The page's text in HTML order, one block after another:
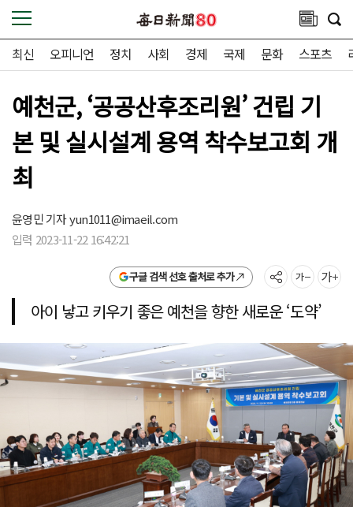
최신 오피니언 정치 사회 경제 국제 문화 스포츠
예천군, ‘공공산후조리원’ 건립 기
본 및 실시설계 용역 착수보고회 개
최
윤영민 기자yun1011@imaeil.com
입력 2023-11-22 16:42:21
구글 검색 선호 출처로 추가
아이 낳고 키우기 좋은 예천을 향한 새로운 ‘도약’